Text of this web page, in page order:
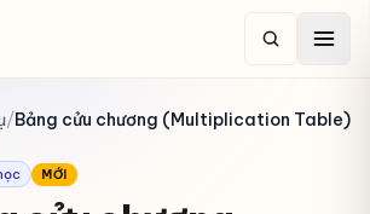
/Bảng cửu chương (Multiplication Table)
MỚI